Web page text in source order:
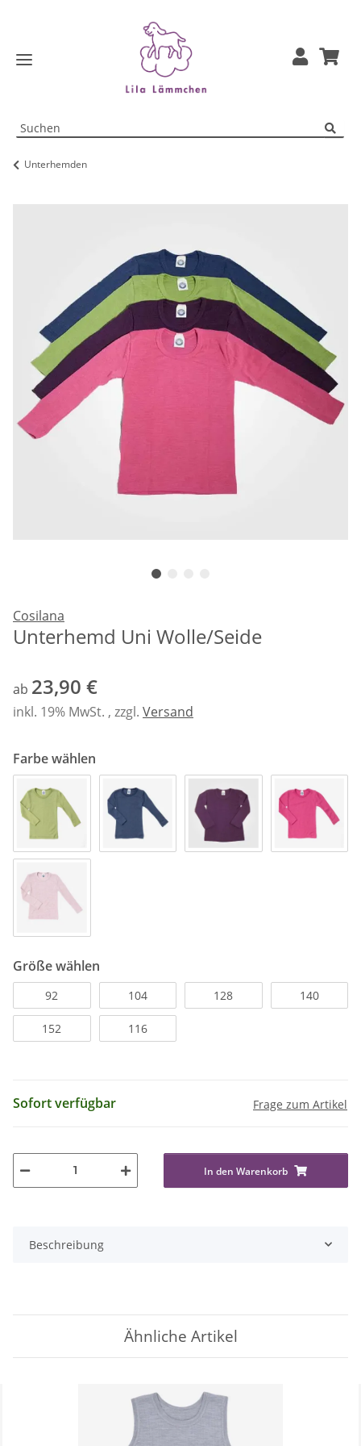
Unterhemden
Cosilana
Unterhemd Uni Wolle/Seide
ab 23,90 €
inkl. 19% MwSt. , zzgl. Versand
Farbe wählen
Größe wählen
92 104 128 140
152 116
Sofort verfügbar Frage zum Artikel
In den Warenkorb
Beschreibung
Ähnliche Artikel